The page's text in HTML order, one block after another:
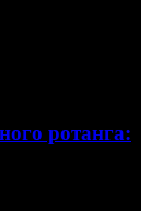
ротанга: